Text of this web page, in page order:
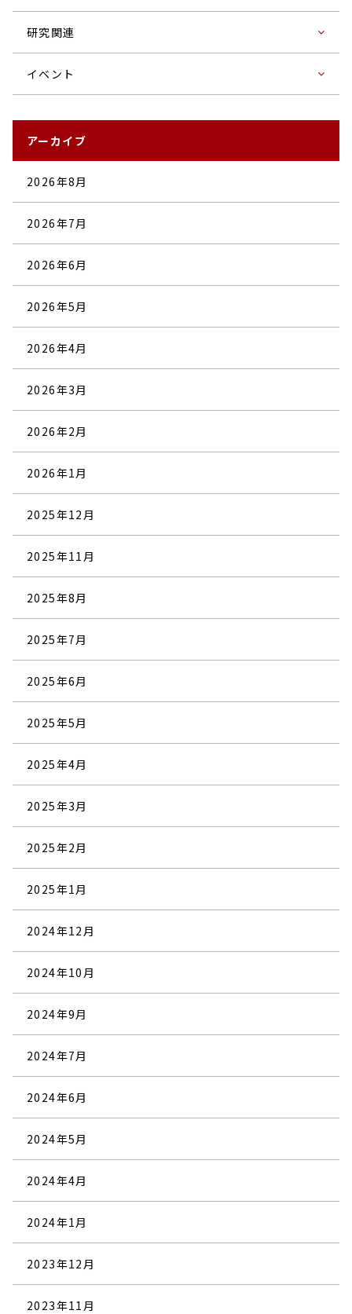
研究関連
イベント
アーカイブ
2026年8月
2026年7月
2026年6月
2026年5月
2026年4月
2026年3月
2026年2月
2026年1月
2025年12月
2025年11月
2025年8月
2025年7月
2025年6月
2025年5月
2025年4月
2025年3月
2025年2月
2025年1月
2024年12月
2024年10月
2024年9月
2024年7月
2024年6月
2024年5月
2024年4月
2024年1月
2023年12月
2023年11月